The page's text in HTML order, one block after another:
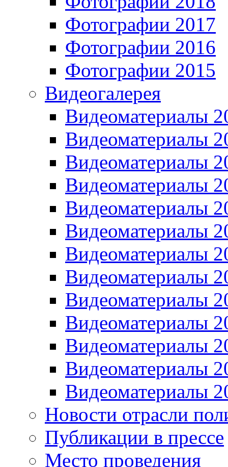
Фотографии 2017
Фотографии 2016
Фотографии 2015
Видеогалерея
Видеоматериалы
Видеоматериалы
Видеоматериалы
Видеоматериалы
Видеоматериалы
Видеоматериалы
Видеоматериалы
Видеоматериалы
Видеоматериалы
Видеоматериалы
Видеоматериалы
Видеоматериалы
Видеоматериалы
Новости отрасли
Публикации в прессе
Место проведения